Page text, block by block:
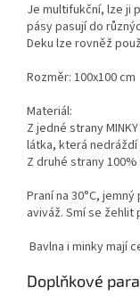
Je multifukční, lze ji
pásy pasují do
Deku lze rovněž
Rozměr: 100x100 cm
Materiál:
Z jedné strany
látka, která
Z druhé strany 100%
Praní na 30°C,
aviváž. Smí se žehlit
Bavlna i minky mají
Doplňkové